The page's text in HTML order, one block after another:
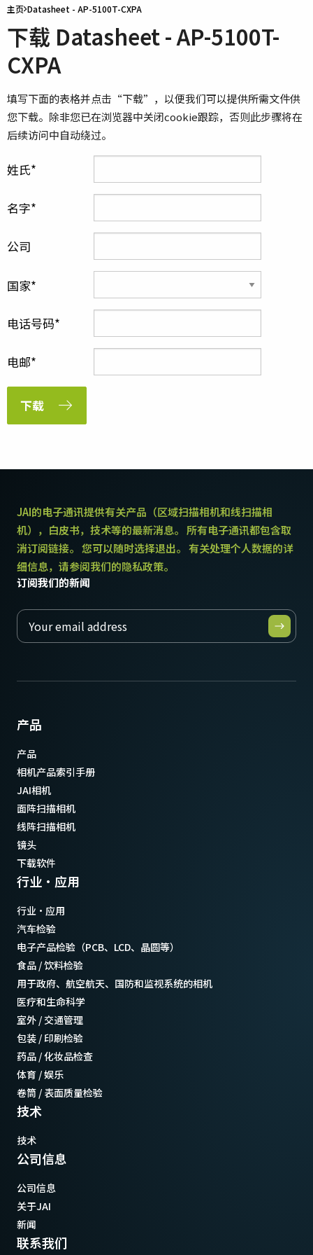
主页 Datasheet - AP-5100T-CXPA
下载 Datasheet - AP-5100T-
CXPA
填写下面的表格并点击“下载”，以便我们可以提供所需文件供
您下载。除非您已在浏览器中关闭cookie跟踪，否则此步骤将在
后续访问中自动绕过。
姓氏
名字
公司
国家
电话号码
电邮
下载
JAI的电子通讯提供有关产品（区域扫描相机和线扫描相
机），白皮书，技术等的最新消息。 所有电子通讯都包含取
消订阅链接。 您可以随时选择退出。 有关处理个人数据的详
细信息，请参阅我们的隐私政策。
订阅我们的新闻
产品
产品
相机产品索引手册
JAI相机
面阵扫描相机
线阵扫描相机
镜头
下载软件
行业·应用
行业·应用
汽车检验
电子产品检验（PCB、LCD、晶圆等）
食品 / 饮料检验
用于政府、航空航天、国防和监视系统的相机
医疗和生命科学
室外 / 交通管理
包装 / 印刷检验
药品 / 化妆品检查
体育 / 娱乐
卷筒 / 表面质量检验
技术
技术
公司信息
公司信息
关于JAI
新闻
联系我们